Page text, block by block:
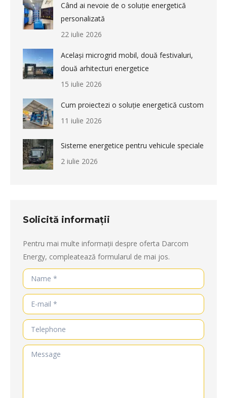
Când ai nevoie de o soluție energetică
personalizată
22 iulie 2026
Același microgrid mobil, două festivaluri,
două arhitecturi energetice
15 iulie 2026
Cum proiectezi o soluție energetică custom
11 iulie 2026
Sisteme energetice pentru vehicule speciale
2 iulie 2026
Solicită informații
Pentru mai multe informații despre oferta Darcom
Energy, compleatează formularul de mai jos.
Name *
E-mail *
Telephone
Message